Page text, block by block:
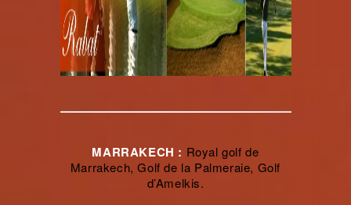
MARRAKECH : Royal golf de
Marrakech, Golf de la Palmeraie, Golf
d’Amelkis.